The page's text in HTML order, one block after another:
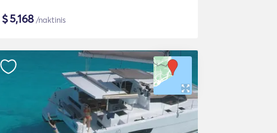
$5,168/naktinis